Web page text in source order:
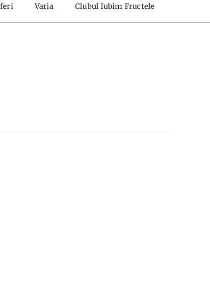
Varia Clubul Iubim Fructele